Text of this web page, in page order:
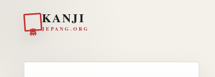
KANJI
JEPANG.ORG